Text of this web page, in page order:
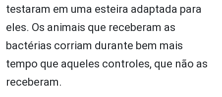
testaram em uma esteira adaptada para
eles. Os animais que receberam as
bactérias corriam durante bem mais
tempo que aqueles controles, que não as
receberam.